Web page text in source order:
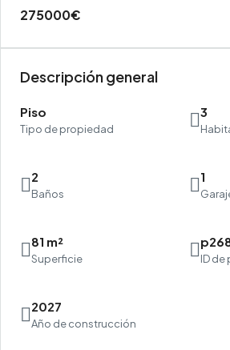
275000€
Descripción general
Piso
Tipo de propiedad
3
2
Baños
1
81 m²
Superficie ID
2027
Año de construcción